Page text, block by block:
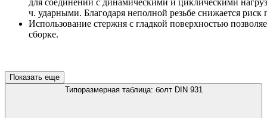
ч. ударными. Благодаря неполной резьбе снижается
Использование стержня с гладкой поверхностью
сборке.
Показать еще
Типоразмерная таблица: болт DIN 931